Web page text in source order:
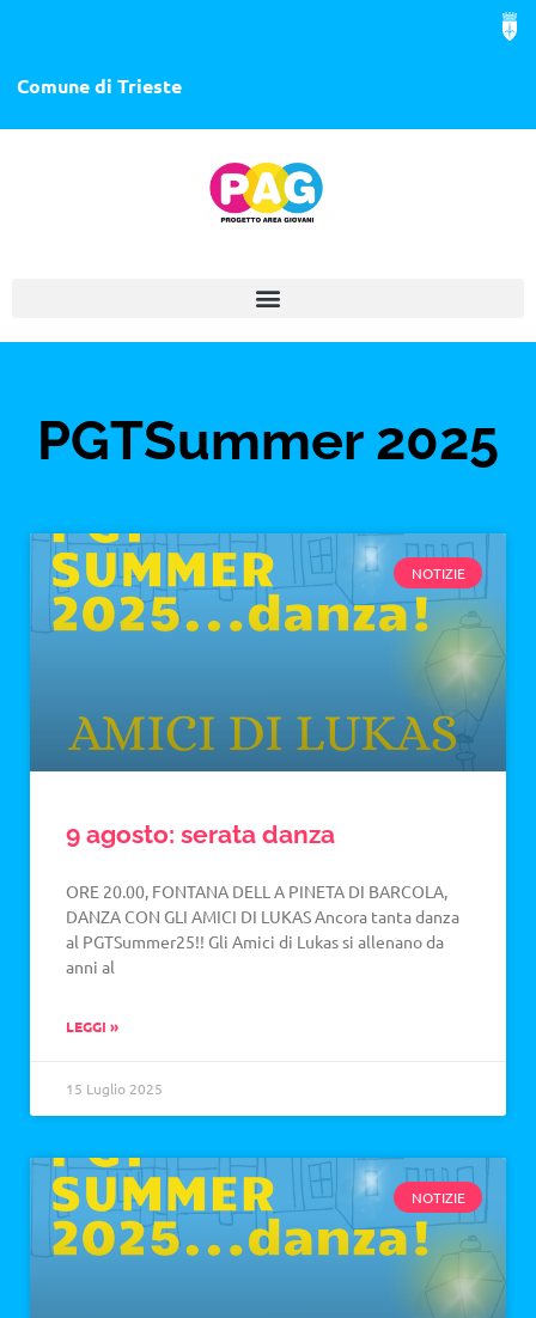
Comune di Trieste
PGTSummer 2025
NOTIZIE
9 agosto: serata danza
ORE 20.00, FONTANA DELL A PINETA DI BARCOLA,
DANZA CON GLI AMICI DI LUKAS Ancora tanta danza
al PGTSummer25!! Gli Amici di Lukas si allenano da
anni al
LEGGI »
15 Luglio 2025
NOTIZIE